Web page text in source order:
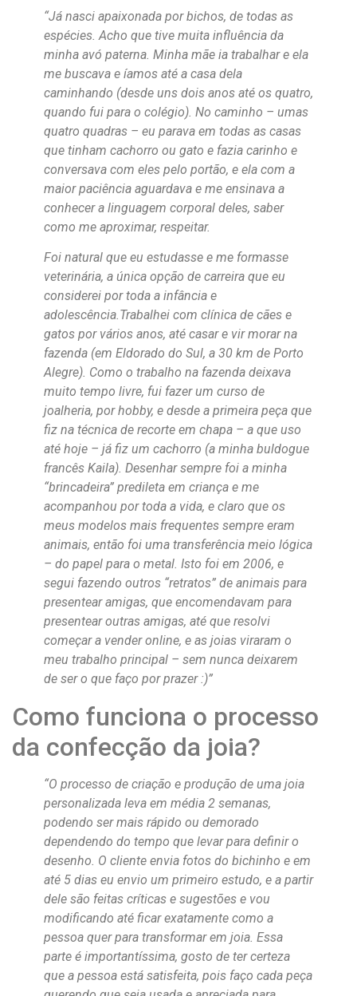
“Já nasci apaixonada por bichos, de todas as
espécies. Acho que tive muita influência da
minha avó paterna. Minha mãe ia trabalhar e ela
me buscava e íamos até a casa dela
caminhando (desde uns dois anos até os quatro,
quando fui para o colégio). No caminho – umas
quatro quadras – eu parava em todas as casas
que tinham cachorro ou gato e fazia carinho e
conversava com eles pelo portão, e ela com a
maior paciência aguardava e me ensinava a
conhecer a linguagem corporal deles, saber
como me aproximar, respeitar.
Foi natural que eu estudasse e me formasse
veterinária, a única opção de carreira que eu
considerei por toda a infância e
adolescência.Trabalhei com clínica de cães e
gatos por vários anos, até casar e vir morar na
fazenda (em Eldorado do Sul, a 30 km de Porto
Alegre). Como o trabalho na fazenda deixava
muito tempo livre, fui fazer um curso de
joalheria, por hobby, e desde a primeira peça que
fiz na técnica de recorte em chapa – a que uso
até hoje – já fiz um cachorro (a minha buldogue
francês Kaila). Desenhar sempre foi a minha
“brincadeira” predileta em criança e me
acompanhou por toda a vida, e claro que os
meus modelos mais frequentes sempre eram
animais, então foi uma transferência meio lógica
– do papel para o metal. Isto foi em 2006, e
segui fazendo outros “retratos” de animais para
presentear amigas, que encomendavam para
presentear outras amigas, até que resolvi
começar a vender online, e as joias viraram o
meu trabalho principal – sem nunca deixarem
de ser o que faço por prazer :)”
Como funciona o processo
da confecção da joia?
“O processo de criação e produção de uma joia
personalizada leva em média 2 semanas,
podendo ser mais rápido ou demorado
dependendo do tempo que levar para definir o
desenho. O cliente envia fotos do bichinho e em
até 5 dias eu envio um primeiro estudo, e a partir
dele são feitas críticas e sugestões e vou
modificando até ficar exatamente como a
pessoa quer para transformar em joia. Essa
parte é importantíssima, gosto de ter certeza
que a pessoa está satisfeita, pois faço cada peça